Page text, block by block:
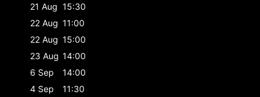
21 Aug 15:30
22 Aug 11:00
22 Aug 15:00
23 Aug 14:00
6 Sep
14:00
4 Sep
11:30